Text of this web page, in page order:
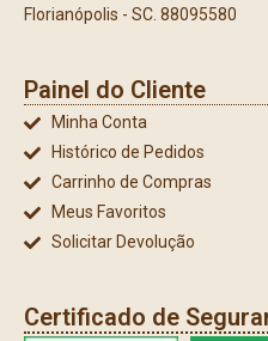
Florianópolis - SC. 88095580
Painel do Cliente
Minha Conta
Histórico de Pedidos
Carrinho de Compras
Meus Favoritos
Solicitar Devolução
Certificado de